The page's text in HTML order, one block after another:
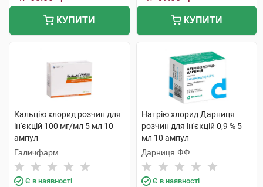
КУПИТИ КУПИТИ
Кальцію хлорид розчин для
ін'єкцій 100 мг/мл 5 мл 10
ампул
Галичфарм
Є в наявності
Натрію хлорид Дарниця
розчин для ін'єкцій 0,9 % 5
мл 10 ампул
Дарниця ФФ
Є в наявності